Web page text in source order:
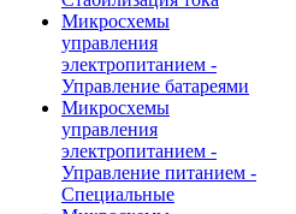
Микросхемы
управления
электропитанием -
Управление батареями
Микросхемы
управления
электропитанием -
Управление питанием -
Специальные